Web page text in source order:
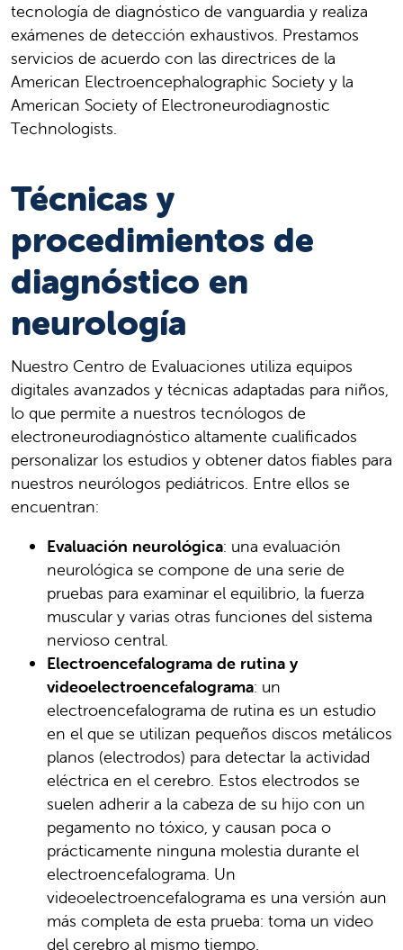
tecnología de diagnóstico de vanguardia y realiza
exámenes de detección exhaustivos. Prestamos
servicios de acuerdo con las directrices de la
American Electroencephalographic Society y la
American Society of Electroneurodiagnostic
Technologists​​​​​​​​​​​​​​.
Técnicas y
procedimientos de
diagnóstico en
neurología
Nuestro Centro de Evaluaciones utiliza equipos
digitales avanzados y técnicas adaptadas para niños,
lo que permite a nuestros tecnólogos de
electroneurodiagnóstico altamente cualificados
personalizar los estudios y obtener datos fiables para
nuestros neurólogos pediátricos. Entre ellos se
encuentran:
Evaluación neurológica: una evaluación
neurológica se compone de una serie de
pruebas para examinar el equilibrio, la fuerza
muscular y varias otras funciones del sistema
nervioso central.
Electroencefalograma de rutina y
videoelectroencefalograma: un
electroencefalograma de rutina es un estudio
en el que se utilizan pequeños discos metálicos
planos (electrodos) para detectar la actividad
eléctrica en el cerebro. Estos electrodos se
suelen adherir a la cabeza de su hijo con un
pegamento no tóxico, y causan poca o
prácticamente ninguna molestia durante el
electroencefalograma. Un
videoelectroencefalograma es una versión aun
más completa de esta prueba: toma un video
del cerebro al mismo tiempo.